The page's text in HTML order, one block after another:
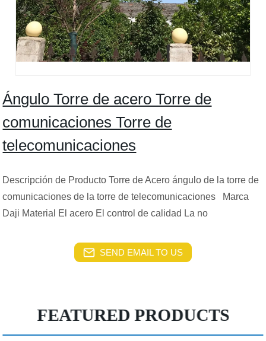
Ángulo Torre de acero Torre de
comunicaciones Torre de
telecomunicaciones
Descripción de Producto Torre de Acero ángulo de la torre de
comunicaciones de la torre de telecomunicaciones Marca
Daji Material El acero El control de calidad La no
SEND EMAIL TO US
FEATURED PRODUCTS